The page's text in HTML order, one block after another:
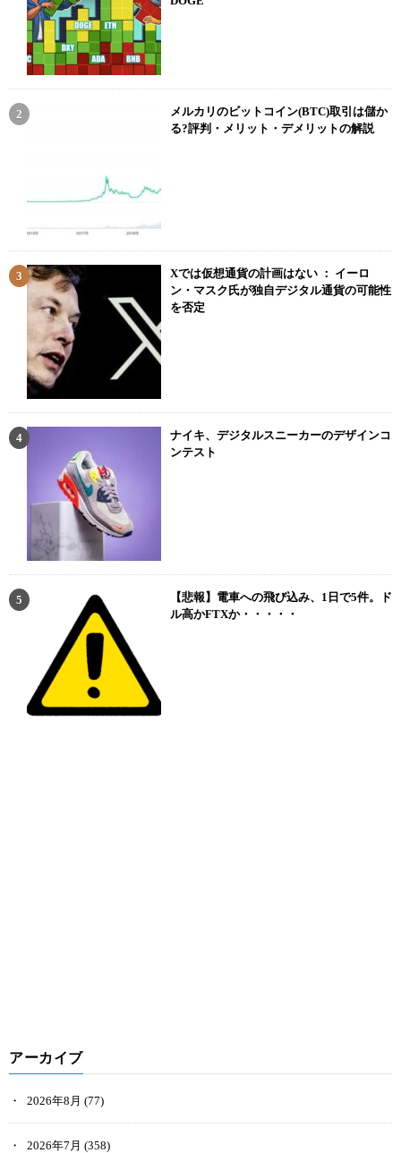
メルカリのビットコイン(BTC)取引は儲か
る?評判・メリット・デメリットの解説
Xでは仮想通貨の計画はない ： イーロ
ン・マスク氏が独自デジタル通貨の可能性
を否定
ナイキ、デジタルスニーカーのデザインコ
ンテスト
【悲報】電車への飛び込み、1日で5件。ド
ル高かFTXか・・・・・
アーカイブ
2026年8月 (77)
2026年7月 (358)